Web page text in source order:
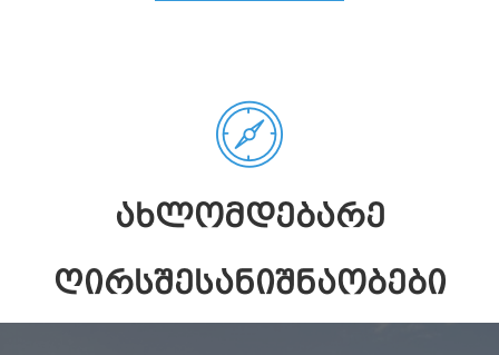
ᲐᲮᲚᲝᲛᲓᲔᲑᲐᲠᲔ
ᲦᲘᲠᲡᲨᲔᲡᲐᲜᲘᲨᲜᲐᲝᲑᲔᲑᲘ